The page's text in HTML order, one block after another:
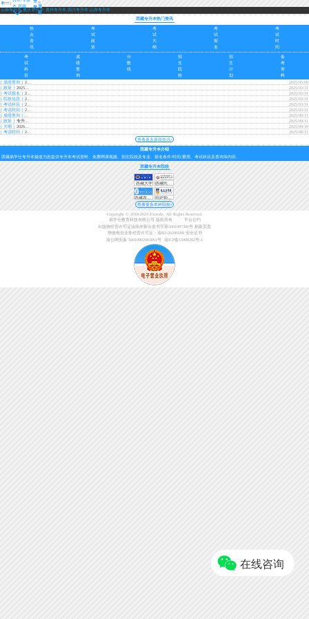
本 西藏
登
录导
航
云南专升本 重庆专升本 贵州专升本 四川专升本 山东专升本
西藏专升本热门资讯
热
点
资
讯
考
试
政
策
考
试
大
纲
考
试
报
名
考
试
时
间
考
试
科
目
成
绩
查
询
分
数
线
招
生
院
校
招
生
计
划
备
考
资
料
[ 成绩查询 ]
2025年西藏专升本成绩查询时间5月8日至31日
2025/05/08
[ 政策 ]
2025西藏专升本考试政策发布
2025/03/31
[ 考试报名 ]
2025西藏专升本报名时间3月28日至4月3日
2025/03/31
[ 院校信息 ]
2025西藏专升本院校及招生专业一览表
2025/03/31
[ 考试科目 ]
2025西藏专升本考试科目及参考教材
2025/03/31
[ 考试时间 ]
2025西藏专升本考试时间4月19日
2025/03/31
[ 成绩查询 ]
专升本可以报几个志愿？
2025/09/11
[ 政策 ]
专升本要过英语四级吗？
2025/09/11
[ 大纲 ]
2026年专升本考试大纲什么时候出？
2025/09/10
[ 考试时间 ]
2026年专升本考试时间还会提前吗？
2025/08/11
查看更多新闻资讯+
西藏专升本介绍
西藏易学仕专升本频道为您提供专升本考试资料、免费网课视频、招生院校及专业、报名条件/时间/费用、考试科目及查询等内容。
西藏专升本院校
西藏大学 西藏民族大学
拉萨师范学院
查看更多本科院校+
Copyright © 2018-2024 Exueshi. All Rights Reserved.
易学仕教育科技有限公司 版权所有
平台公约
出版物经营许可证渝南岸新出发书字第5001087306号
刷新页面
增值电信业务经营许可证：渝B2-20200188 安全证书
渝公网安备 50010802003061号
渝ICP备15008282号-1